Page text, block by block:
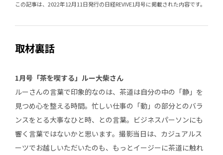
この記事は、2022年12月11日発行の日経REVIVE1月号に掲載された内容です。
取材裏話
1月号「茶を喫する」ルー大柴さん
ルーさんの言葉で印象的なのは、茶道は自分の中の「静」を
見つめ心を整える時間。忙しい仕事の「動」の部分とのバラ
ンスをとる大事なひと時、との言葉。ビジネスパーソンにも
響く言葉ではないかと思います。撮影当日は、カジュアルス
ーツでお越しいただいたのも、もっとイージーに茶道に触れ